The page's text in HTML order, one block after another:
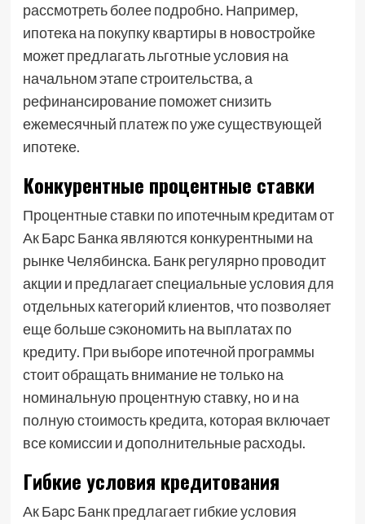
рассмотреть более подробно. Например,
ипотека на покупку квартиры в новостройке
может предлагать льготные условия на
начальном этапе строительства, а
рефинансирование поможет снизить
ежемесячный платеж по уже существующей
ипотеке.
Конкурентные процентные ставки
Процентные ставки по ипотечным кредитам от
Ак Барс Банка являются конкурентными на
рынке Челябинска. Банк регулярно проводит
акции и предлагает специальные условия для
отдельных категорий клиентов, что позволяет
еще больше сэкономить на выплатах по
кредиту. При выборе ипотечной программы
стоит обращать внимание не только на
номинальную процентную ставку, но и на
полную стоимость кредита, которая включает
все комиссии и дополнительные расходы.
Гибкие условия кредитования
Ак Барс Банк предлагает гибкие условия